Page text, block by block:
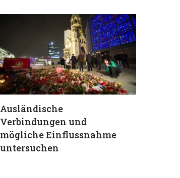
Ausländische
Verbindungen und
mögliche Einflussnahme
untersuchen